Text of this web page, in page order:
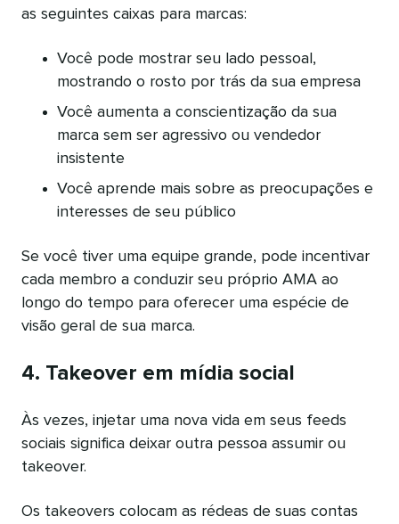
as seguintes caixas para marcas:
Você pode mostrar seu lado pessoal,
mostrando o rosto por trás da sua empresa
Você aumenta a conscientização da sua
marca sem ser agressivo ou vendedor
insistente
Você aprende mais sobre as preocupações e
interesses de seu público
Se você tiver uma equipe grande, pode incentivar
cada membro a conduzir seu próprio AMA ao
longo do tempo para oferecer uma espécie de
visão geral de sua marca.
4. Takeover em mídia social
Às vezes, injetar uma nova vida em seus feeds
sociais significa deixar outra pessoa assumir ou
takeover.
Os takeovers colocam as rédeas de suas contas